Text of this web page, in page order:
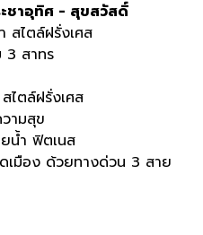
ชาอุทิศ - สุขสวัสดิ์
สไตล์ฝรั่งเศส
3 สาทร
ไตล์ฝรั่งเศส
ามสุข
น้ำ ฟิตเนส
เมือง ด้วยทางด่วน 3 สาย